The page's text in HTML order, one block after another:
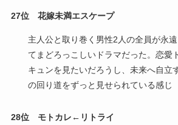
27位 花嫁未満エスケープ
主人公と取り巻く男性2人の全員が永
てまどろっこしいドラマだった。恋愛
キュンを見たいだろうし、未来へ自立
の回り道をずっと見せられている感じ
28位 モトカレ←リトライ